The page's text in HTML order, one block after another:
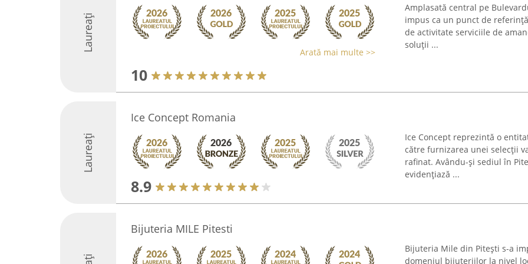
Laureați Arată mai multe >>
10
Amplasată central pe
impus ca un punct de
de activitate serviciile de
soluții ...
Laureați
Ice Concept Romania
8.9
Ice Concept reprezintă o
către furnizarea unei selecții
rafinat. Avându-și sediul în
evidențiază ...
Bijuteria MILE Pitesti
Bijuteria Mile din Pitești s-a
domeniul bijuteriilor la nivel